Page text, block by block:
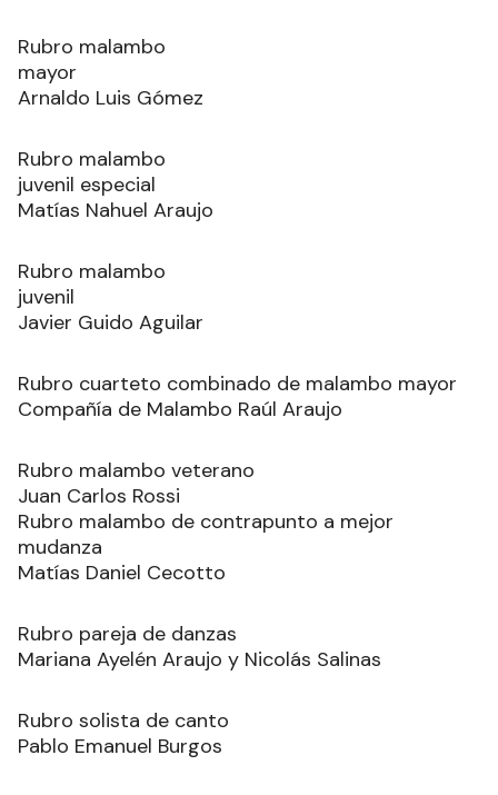
Rubro malambo
mayor
Arnaldo Luis Gómez
Rubro malambo
juvenil especial
Matías Nahuel Araujo
Rubro malambo
juvenil
Javier Guido Aguilar
Rubro cuarteto combinado de malambo mayor
Compañía de Malambo Raúl Araujo
Rubro malambo veterano
Juan Carlos Rossi
Rubro malambo de contrapunto a mejor
mudanza
Matías Daniel Cecotto
Rubro pareja de danzas
Mariana Ayelén Araujo y Nicolás Salinas
Rubro solista de canto
Pablo Emanuel Burgos